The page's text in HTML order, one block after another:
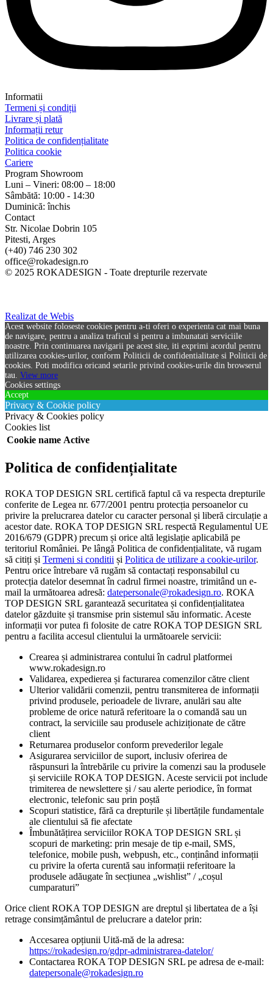
Informatii
Termeni și condiții
Livrare și plată
Informații retur
Politica de confidențialitate
Politica cookie
Cariere
Program Showroom
Luni – Vineri: 08:00 – 18:00
Sâmbătă: 10:00 - 14:30
Duminică: închis
Contact
Str. Nicolae Dobrin 105
Pitesti, Arges
(+40) 746 230 302
office@rokadesign.ro
© 2025 ROKADESIGN - Toate drepturile rezervate
Realizat de Webis
Acest website foloseste cookies pentru a-ti oferi o experienta cat mai buna
de navigare, pentru a analiza traficul si pentru a imbunatati serviciile
noastre. Prin continuarea navigarii pe acest site, iti exprimi acordul pentru
utilizarea cookies-urilor, conform Politicii de confidentialitate si Politicii de
cookies. Poti modifica oricand setarile privind cookies-urile din browserul
tau. View more
Cookies settings
Accept
Privacy & Cookie policy
Privacy & Cookies policy
Cookies list
Cookie name Active
Politica de confidențialitate
ROKA TOP DESIGN SRL certifică faptul că va respecta drepturile
conferite de Legea nr. 677/2001 pentru protecția persoanelor cu
privire la prelucrarea datelor cu caracter personal și liberă circulație a
acestor date. ROKA TOP DESIGN SRL respectă Regulamentul UE
2016/679 (GDPR) precum și orice altă legislație aplicabilă pe
teritoriul României. Pe lângă Politica de confidențialitate, vă rugam
să citiți și Termeni si conditii și Politica de utilizare a cookie-urilor.
Pentru orice întrebare vă rugăm să contactați responsabilul cu
protecția datelor desemnat în cadrul firmei noastre, trimitând un e-
mail la următoarea adresă: datepersonale@rokadesign.ro. ROKA
TOP DESIGN SRL garantează securitatea și confidențialitatea
datelor găzduite și transmise prin sistemul său informatic. Aceste
informații vor putea fi folosite de catre ROKA TOP DESIGN SRL
pentru a facilita accesul clientului la următoarele servicii:
Crearea și administrarea contului în cadrul platformei
www.rokadesign.ro
Validarea, expedierea și facturarea comenzilor către client
Ulterior validării comenzii, pentru transmiterea de informații
privind produsele, perioadele de livrare, anulări sau alte
probleme de orice natură referitoare la o comandă sau un
contract, la serviciile sau produsele achiziționate de către
client
Returnarea produselor conform prevederilor legale
Asigurarea serviciilor de suport, inclusiv oferirea de
răspunsuri la întrebările cu privire la comenzi sau la produsele
și serviciile ROKA TOP DESIGN. Aceste servicii pot include
trimiterea de newslettere și / sau alerte periodice, în format
electronic, telefonic sau prin poștă
Scopuri statistice, fără ca drepturile și libertățile fundamentale
ale clientului să fie afectate
Îmbunătățirea serviciilor ROKA TOP DESIGN SRL și
scopuri de marketing: prin mesaje de tip e-mail, SMS,
telefonice, mobile push, webpush, etc., conținând informații
cu privire la oferta curentă sau informații referitoare la
produsele adăugate în secțiunea „wishlist” / „coșul
cumparaturi”
Orice client ROKA TOP DESIGN are dreptul și libertatea de a își
retrage consimțământul de prelucrare a datelor prin:
Accesarea opțiunii Uită-mă de la adresa:
https://rokadesign.ro/gdpr-administrarea-datelor/
Contactarea ROKA TOP DESIGN SRL pe adresa de e-mail:
datepersonale@rokadesign.ro